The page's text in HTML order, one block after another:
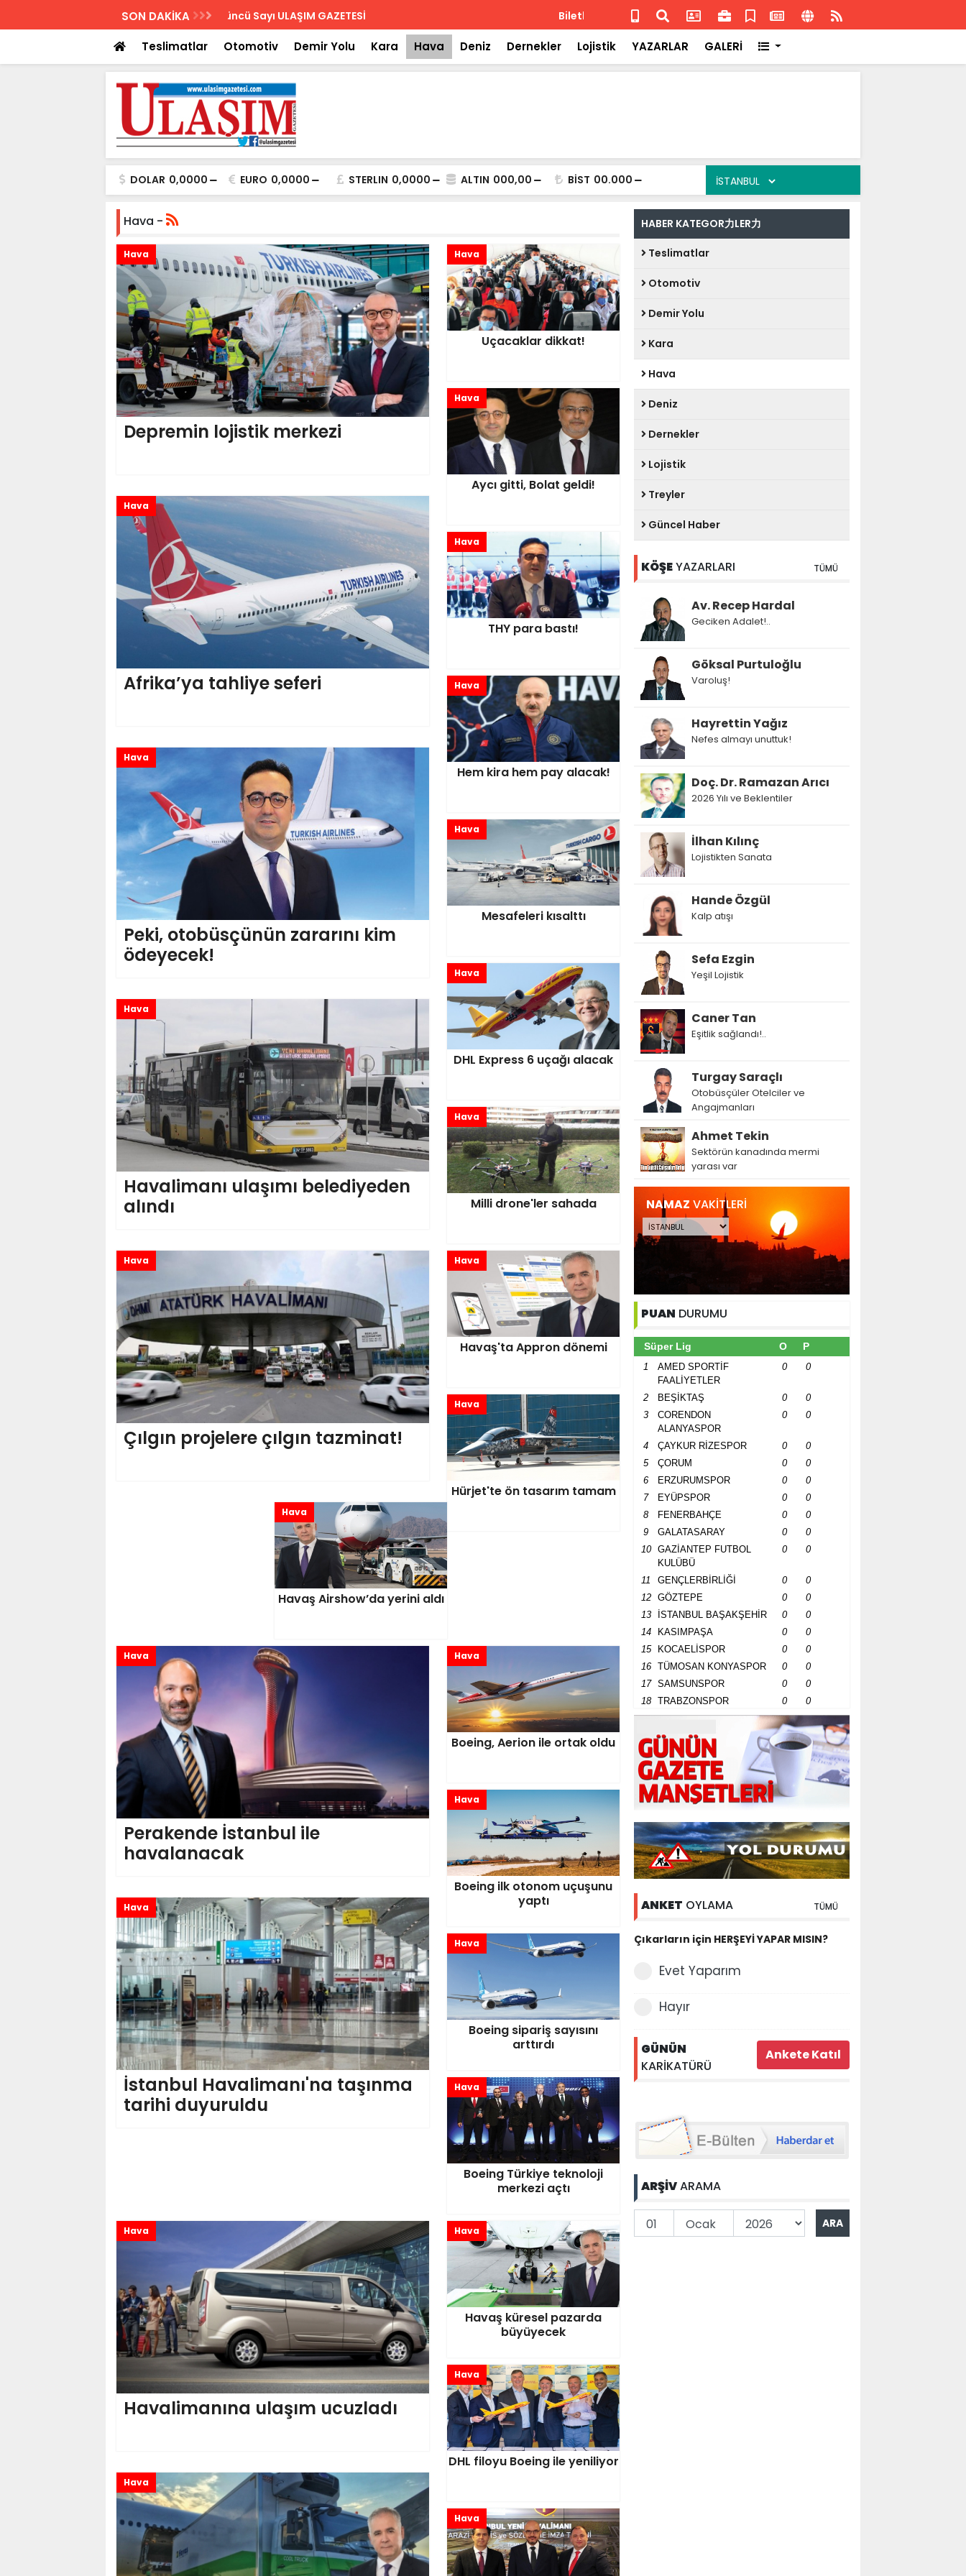
SON DAKİKA Biletler 12 saatte iade Isuzu'nun Fransa'daki başarısı
Teslimatlar Otomotiv Demir Yolu Kara Hava Deniz Dernekler Lojistik YAZARLAR GALERİ
DOLAR 0,0000 EURO 0,0000 STERLIN 0,0000 ALTIN 000,00 BİST 00.000
Hava -
Hava
Depremin lojistik merkezi
Hava
Uçacaklar dikkat!
Hava
Aycı gitti, Bolat geldi!
Hava
Afrika’ya tahliye seferi
Hava
THY para bastı!
Hava
Hem kira hem pay alacak!
Hava
Peki, otobüsçünün zararını kim
ödeyecek!
Hava
Mesafeleri kısalttı
Hava
DHL Express 6 uçağı alacak
Hava
Havalimanı ulaşımı belediyeden
alındı
Hava
Milli drone'ler sahada
Hava
Havaş'ta Appron dönemi
Hava
Çılgın projelere çılgın tazminat!
Hava
Hürjet'te ön tasarım tamam
Hava
Havaş Airshow’da yerini aldı
Hava
Perakende İstanbul ile
havalanacak
Hava
Boeing, Aerion ile ortak oldu
Hava
Boeing ilk otonom uçuşunu
yaptı
Hava
İstanbul Havalimanı'na taşınma
tarihi duyuruldu
Hava
Boeing sipariş sayısını
arttırdı
Hava
Boeing Türkiye teknoloji
merkezi açtı
Hava
Havalimanına ulaşım ucuzladı
Hava
Havaş küresel pazarda
büyüyecek
Hava
DHL filoyu Boeing ile yeniliyor
Hava
Hava
HABER KATEGOR力LER力
Teslimatlar
Otomotiv
Demir Yolu
Kara
Hava
Deniz
Dernekler
Lojistik
Treyler
Güncel Haber
KÖŞEYAZARLARI TÜMÜ
Av. Recep Hardal
Geciken Adalet!..
Göksal Purtuloğlu
Varoluş!
Hayrettin Yağız
Nefes almayı unuttuk!
Doç. Dr. Ramazan Arıcı
2026 Yılı ve Beklentiler
İlhan Kılınç
Lojistikten Sanata
Hande Özgül
Kalp atışı
Sefa Ezgin
Yeşil Lojistik
Caner Tan
Eşitlik sağlandı!..
Turgay Saraçlı
Otobüsçüler Otelciler ve
Angajmanları
Ahmet Tekin
Sektörün kanadında mermi
yarası var
NAMAZ VAKİTLERİ
PUAN DURUMU
Süper Lig O P
1
AMED SPORTİF
FAALİYETLER
0 0
2 BEŞİKTAŞ 0
0
3
CORENDON
ALANYASPOR
0 0
4 ÇAYKUR RİZESPOR 0
0
5
ÇORUM 0
0
6
ERZURUMSPOR 0
0
7
EYÜPSPOR 0
0
8
FENERBAHÇE 0
0
9
GALATASARAY 0
0
10
GAZİANTEP FUTBOL
KULÜBÜ
0 0
11 GENÇLERBİRLİĞİ 0
0
12
GÖZTEPE 0
0
13
İSTANBUL BAŞAKŞEHİR 0
0
14
KASIMPAŞA 0
0
15
KOCAELİSPOR 0
0
16
TÜMOSAN KONYASPOR 0
0
17
SAMSUNSPOR 0
0
18
TRABZONSPOR 0 0
ANKET OYLAMA TÜMÜ
Çıkarların için HERŞEYİ YAPAR MISIN?
Evet Yaparım
Hayır
GÜNÜN
KARİKATÜRÜ
ARŞİVARAMA